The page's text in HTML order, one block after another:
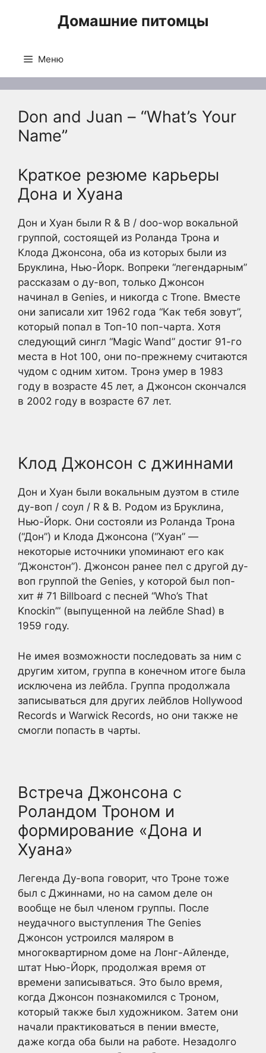
Домашние питомцы
Меню
Don and Juan – “What’s Your
Name”
Краткое резюме карьеры
Дона и Хуана
Дон и Хуан были R & B / doo-wop вокальной
группой, состоящей из Роланда Трона и
Клода Джонсона, оба из которых были из
Бруклина, Нью-Йорк. Вопреки “легендарным”
рассказам о ду-воп, только Джонсон
начинал в Genies, и никогда с Trone. Вместе
они записали хит 1962 года “Как тебя зовут”,
который попал в Топ-10 поп-чарта. Хотя
следующий сингл “Magic Wand” достиг 91-го
места в Hot 100, они по-прежнему считаются
чудом с одним хитом. Тронэ умер в 1983
году в возрасте 45 лет, а Джонсон скончался
в 2002 году в возрасте 67 лет.
Клод Джонсон с джиннами
Дон и Хуан были вокальным дуэтом в стиле
ду-воп / соул / R & B. Родом из Бруклина,
Нью-Йорк. Они состояли из Роланда Трона
(“Дон”) и Клода Джонсона (“Хуан” —
некоторые источники упоминают его как
“Джонстон”). Джонсон ранее пел с другой ду-
воп группой the Genies, у которой был поп-
хит # 71 Billboard с песней “Who’s That
Knockin’” (выпущенной на лейбле Shad) в
1959 году.
Не имея возможности последовать за ним с
другим хитом, группа в конечном итоге была
исключена из лейбла. Группа продолжала
записываться для других лейблов Hollywood
Records и Warwick Records, но они также не
смогли попасть в чарты.
Встреча Джонсона с
Роландом Троном и
формирование «Дона и
Хуана»
Легенда Ду-вопа говорит, что Троне тоже
был с Джиннами, но на самом деле он
вообще не был членом группы. После
неудачного выступления The Genies
Джонсон устроился маляром в
многоквартирном доме на Лонг-Айленде,
штат Нью-Йорк, продолжая время от
времени записываться. Это было время,
когда Джонсон познакомился с Троном,
который также был художником. Затем они
начали практиковаться в пении вместе,
даже когда оба были на работе. Незадолго